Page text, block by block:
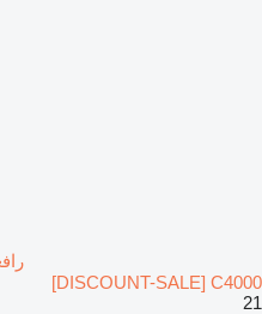
[DISCOUNT-SALE] C4000
21